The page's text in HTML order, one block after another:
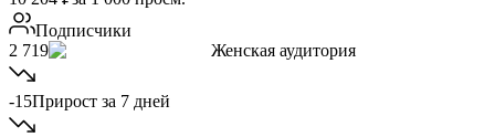
Подписчики
2 719
Женская аудитория
-15Прирост за 7 дней